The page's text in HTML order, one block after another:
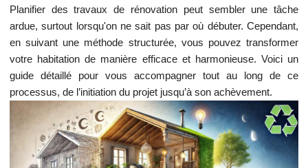
Planifier des travaux de rénovation peut sembler une tâche
ardue, surtout lorsqu'on ne sait pas par où débuter. Cependant,
en suivant une méthode structurée, vous pouvez transformer
votre habitation de manière efficace et harmonieuse. Voici un
guide détaillé pour vous accompagner tout au long de ce
processus, de l’initiation du projet jusqu’à son achèvement.